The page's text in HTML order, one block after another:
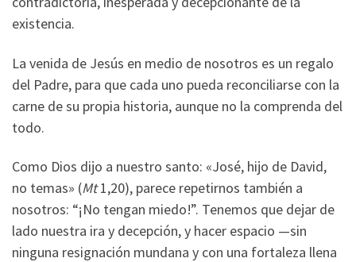
existencia.
La venida de Jesús en medio de nosotros es un regalo
del Padre, para que cada uno pueda reconciliarse con la
carne de su propia historia, aunque no la comprenda del
todo.
Como Dios dijo a nuestro santo: «José, hijo de David,
no temas» (Mt1,20), parece repetirnos también a
nosotros: “¡No tengan miedo!”. Tenemos que dejar de
lado nuestra ira y decepción, y hacer espacio —sin
ninguna resignación mundana y con una fortaleza llena